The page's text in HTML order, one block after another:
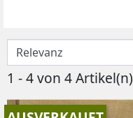
1 - 4 von 4 Artikel(n)